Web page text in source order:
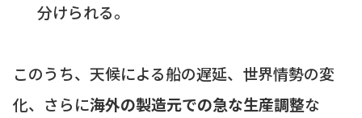
分けられる。
このうち、天候による船の遅延、世界情勢の変
化、さらに海外の製造元での急な生産調整な